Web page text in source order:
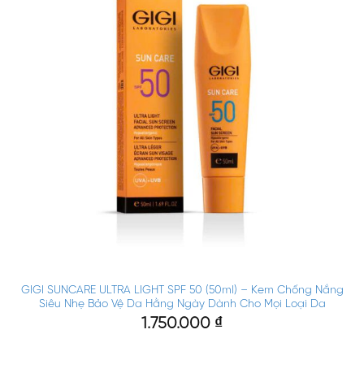
GIGI SUNCARE ULTRA LIGHT SPF 50 (50ml) – Kem Chống Nắng
Siêu Nhẹ Bảo Vệ Da Hằng Ngày Dành Cho Mọi Loại Da
1.750.000 ₫